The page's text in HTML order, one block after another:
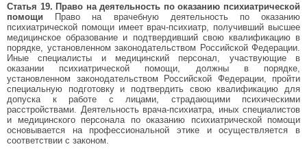
Статья 19. Право на деятельность по оказанию психиатрической
помощи Право на врачебную деятельность по оказанию
психиатрической помощи имеет врач-психиатр, получивший высшее
медицинское образование и подтвердивший свою квалификацию в
порядке, установленном законодательством Российской Федерации.
Иные специалисты и медицинский персонал, участвующие в
оказании психиатрической помощи, должны в порядке,
установленном законодательством Российской Федерации, пройти
специальную подготовку и подтвердить свою квалификацию для
допуска к работе с лицами, страдающими психическими
расстройствами. Деятельность врача-психиатра, иных специалистов
и медицинского персонала по оказанию психиатрической помощи
основывается на профессиональной этике и осуществляется в
соответствии с законом.